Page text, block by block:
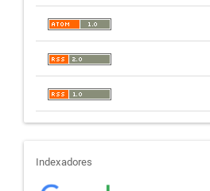
indexadores
Indexadores